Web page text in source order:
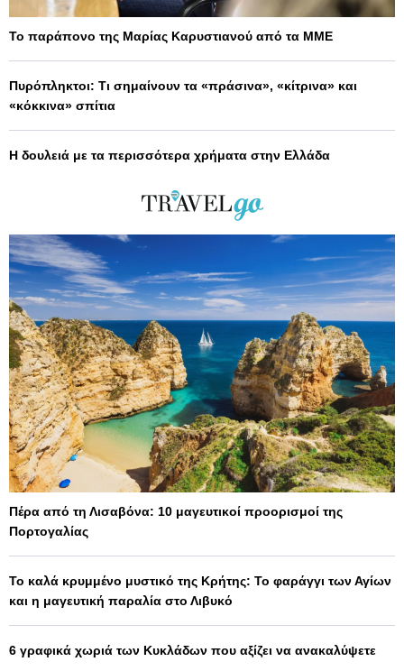
Το παράπονο της Μαρίας Καρυστιανού από τα ΜΜΕ
Πυρόπληκτοι: Τι σημαίνουν τα «πράσινα», «κίτρινα» και
«κόκκινα» σπίτια
Η δουλειά με τα περισσότερα χρήματα στην Ελλάδα
Πέρα από τη Λισαβόνα: 10 μαγευτικοί προορισμοί της
Πορτογαλίας
Το καλά κρυμμένο μυστικό της Κρήτης: Το φαράγγι των Αγίων
και η μαγευτική παραλία στο Λιβυκό
6 γραφικά χωριά των Κυκλάδων που αξίζει να ανακαλύψετε